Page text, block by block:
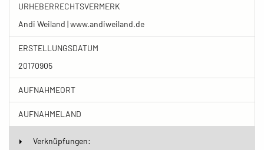
URHEBERRECHTSVERMERK
Andi Weiland | www.andiweiland.de
ERSTELLUNGSDATUM
20170905
AUFNAHMEORT
AUFNAHMELAND
Verknüpfungen: